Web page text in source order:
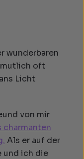
wunderbaren
oft
Licht
von mir
charmanten
Als er auf der
und ich die